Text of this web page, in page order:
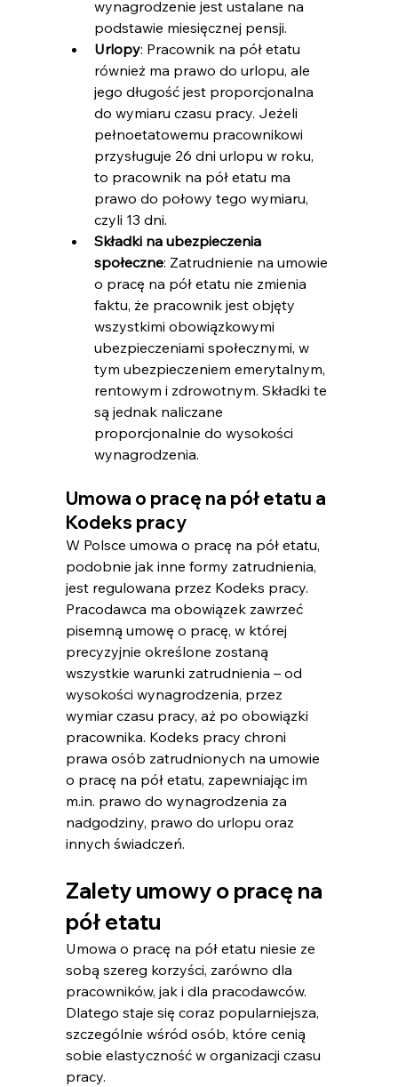
wynagrodzenie jest ustalane na
podstawie miesięcznej pensji.
Urlopy: Pracownik na pół etatu
również ma prawo do urlopu, ale
jego długość jest proporcjonalna
do wymiaru czasu pracy. Jeżeli
pełnoetatowemu pracownikowi
przysługuje 26 dni urlopu w roku,
to pracownik na pół etatu ma
prawo do połowy tego wymiaru,
czyli 13 dni.
Składki na ubezpieczenia
społeczne: Zatrudnienie na umowie
o pracę na pół etatu nie zmienia
faktu, że pracownik jest objęty
wszystkimi obowiązkowymi
ubezpieczeniami społecznymi, w
tym ubezpieczeniem emerytalnym,
rentowym i zdrowotnym. Składki te
są jednak naliczane
proporcjonalnie do wysokości
wynagrodzenia.
Umowa o pracę na pół etatu​ a
Kodeks pracy
W Polsce umowa o pracę na pół etatu,
podobnie jak inne formy zatrudnienia,
jest regulowana przez Kodeks pracy.
Pracodawca ma obowiązek zawrzeć
pisemną umowę o pracę, w której
precyzyjnie określone zostaną
wszystkie warunki zatrudnienia – od
wysokości wynagrodzenia, przez
wymiar czasu pracy, aż po obowiązki
pracownika. Kodeks pracy chroni
prawa osób zatrudnionych na umowie
o pracę na pół etatu, zapewniając im
m.in. prawo do wynagrodzenia za
nadgodziny, prawo do urlopu oraz
innych świadczeń.
Zalety umowy o pracę na
pół etatu
Umowa o pracę na pół etatu​ niesie ze
sobą szereg korzyści, zarówno dla
pracowników, jak i dla pracodawców.
Dlatego staje się coraz popularniejsza,
szczególnie wśród osób, które cenią
sobie elastyczność w organizacji czasu
pracy.